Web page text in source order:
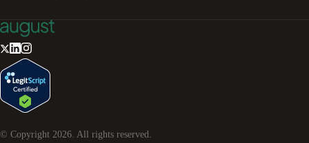
© Copyright 2026 . All rights reserved.